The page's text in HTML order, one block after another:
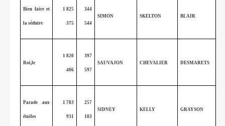
Bien faire et
la séduire
1 825
375
344
544
SIMON SKELTON BLAIR
Roi,le
1 820
406
397
597
SAUVAJON CHEVALIER DESMARETS
Parade aux
étoiles
1 783
931
257
183
SIDNEY KELLY GRAYSON